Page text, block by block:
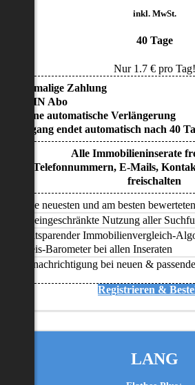
inkl. MwSt.
40 Tage
Nur 1.7€ pro Tag!
• Einmalige Zahlung
• KEIN Abo
• Keine automatische Verlängerung
• Zugang endet automatisch nach 40
Alle Immobilieninserate
Alle Telefonnummern, E-Mails,
freischalten
Alle neuesten und am besten
Uneingeschränkte Nutzung aller
Zeitsparender Immobilienvergleich-
Preis-Barometer bei allen Inseraten
Benachrichtigung bei neuen &
Registrieren &
LANG